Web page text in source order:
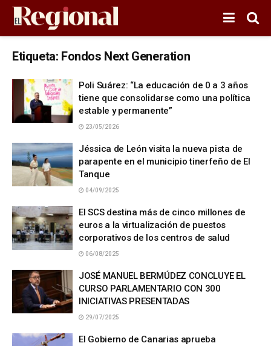
Etiqueta: Fondos Next Generation
Poli Suárez: “La educación de 0 a 3 años
tiene que consolidarse como una política
estable y permanente”
23/05/2026
Jéssica de León visita la nueva pista de
parapente en el municipio tinerfeño de El
Tanque
04/09/2025
El SCS destina más de cinco millones de
euros a la virtualización de puestos
corporativos de los centros de salud
06/08/2025
JOSÉ MANUEL BERMÚDEZ CONCLUYE EL
CURSO PARLAMENTARIO CON 300
INICIATIVAS PRESENTADAS
29/07/2025
El Gobierno de Canarias aprueba